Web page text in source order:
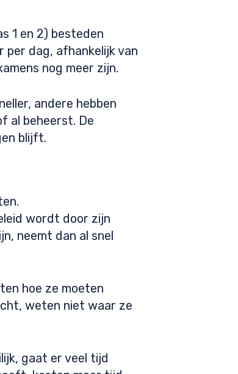
1 en 2) besteden
per dag, afhankelijk van
nog meer zijn.
andere hebben
al beheerst. De
blijft.
wordt door zijn
neemt dan al snel
hoe ze moeten
weten niet waar ze
gaat er veel tijd